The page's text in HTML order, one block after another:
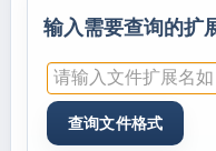
输入需要查询的扩